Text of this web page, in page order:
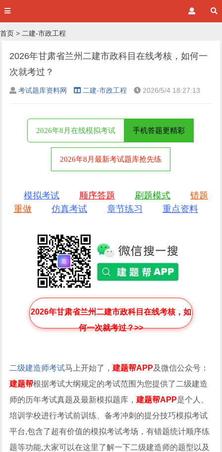
首页 > 二建-市政工程
2026年甘肃省兰州二建市政科目在线考核，如何一
次就考过？
考试题库资料网 二建-市政工程 2026/5/4 18:27:13
2026年8月在线模拟考试 手机答题更精彩
2026年8月最新考试题库抢先练
模拟考试 顺序答题 刷题模式
错题
重做
仿真考试 章节练习 重点资料
2026年甘肃省兰州二建市政科目在线考核，如
何一次就考过？>>
二级建造师考试马上开始了，建题帮APP及微信公众号：
建题帮根据考试大纲规定的考试范围为您提供了二级建造
师的历年考试真题及最新模拟题库，建题帮APP是个人、
培训学校进行考试前训练、备考冲刺的提分技巧模拟考试
平台,包含了超有价值的模拟考试考场，有错题统计顺序练
题等功能,大家可以在这里了解一下二级建造师的题型以及